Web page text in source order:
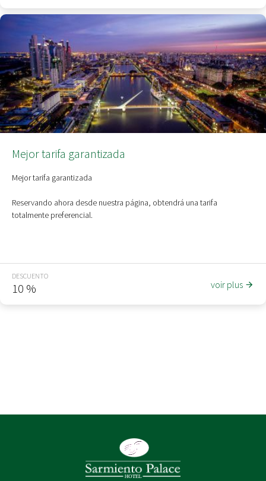
Mejor tarifa garantizada
Mejor tarifa garantizada
Reservando ahora desde nuestra página, obtendrá una tarifa
totalmente preferencial.
alojamiento.
No pierdas esta oportunidad!!
DESCUENTO
10 % voir plus